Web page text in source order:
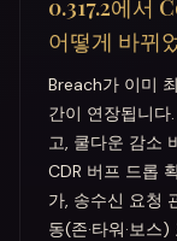
0.317.2에서
어떻게 바뀌
Breach가 이미
간이 연장됩니다
고, 쿨다운 감소
CDR 버프 드롭
가, 송수신 요청
동(존·타워·보스